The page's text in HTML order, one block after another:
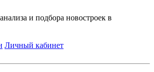
и подбора новостроек в
Личный кабинет